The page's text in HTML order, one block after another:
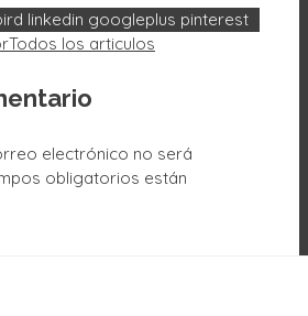
linkedin googleplus pinterest
Todos los articulos
electrónico no será
obligatorios están